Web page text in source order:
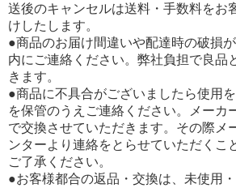
送後のキャンセルは送料・手数料をお
けしたします。
●商品のお届け間違いや配達時の破損
内にご連絡ください。弊社負担で良品
きます。
●商品に不具合がございましたら使用
を保管のうえご連絡ください。メーカ
で交換させていただきます。その際メ
ンターより連絡をとらせていただくこ
ご了承ください。
●お客様都合の返品・交換は、未使用